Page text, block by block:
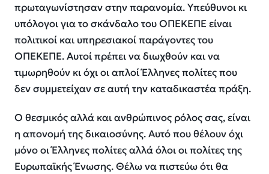
πρωταγωνίστησαν στην παρανομία. Υπεύθυνοι κι
υπόλογοι για το σκάνδαλο του ΟΠΕΚΕΠΕ είναι
πολιτικοί και υπηρεσιακοί παράγοντες του
ΟΠΕΚΕΠΕ. Αυτοί πρέπει να διωχθούν και να
τιμωρηθούν κι όχι οι απλοί Έλληνες πολίτες που
δεν συμμετείχαν σε αυτή την καταδικαστέα πράξη.
Ο θεσμικός αλλά και ανθρώπινος ρόλος σας, είναι
η απονομή της δικαιοσύνης. Αυτό που θέλουν όχι
μόνο οι Έλληνες πολίτες αλλά όλοι οι πολίτες της
Ευρωπαϊκής Ένωσης. Θέλω να πιστεύω ότι θα